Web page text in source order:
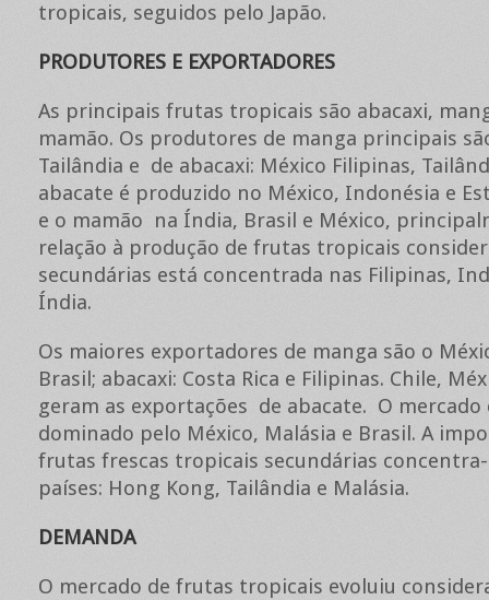
tropicais, seguidos pelo Japão.
PRODUTORES E EXPORTADORES
As principais frutas tropicais são abacaxi,
mamão. Os produtores de manga principais
Tailândia e de abacaxi: México Filipinas,
abacate é produzido no México, Indonésia e
e o mamão na Índia, Brasil e México,
relação à produção de frutas tropicais
secundárias está concentrada nas Filipinas,
Índia.
Os maiores exportadores de manga são o
Brasil; abacaxi: Costa Rica e Filipinas. Chile,
geram as exportações de abacate. O mercado
dominado pelo México, Malásia e Brasil. A
frutas frescas tropicais secundárias
países: Hong Kong, Tailândia e Malásia.
DEMANDA
O mercado de frutas tropicais evoluiu